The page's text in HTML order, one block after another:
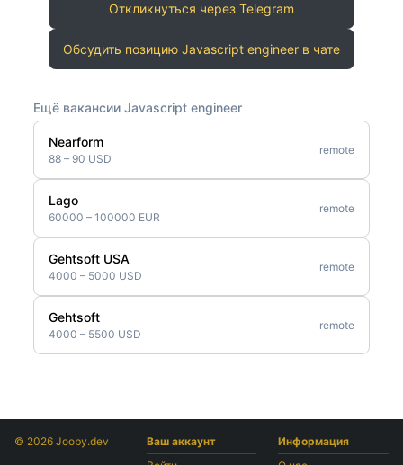
Откликнуться через Telegram
Обсудить позицию Javascript engineer в чате
Ещё вакансии Javascript engineer
Nearform
88 – 90 USD
remote
Lago
60000 – 100000 EUR
remote
Gehtsoft USA
4000 – 5000 USD
remote
Gehtsoft
4000 – 5500 USD
remote
© 2026 Jooby.dev
Ваш аккаунт
Информация